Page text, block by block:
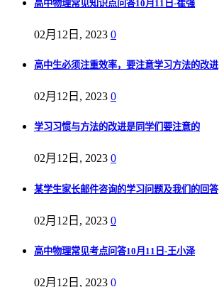
高中物理常见知识点问答10月11日-崔强
02月12日, 2023 0
高中生必须注重效率，要注意学习方法的改进
02月12日, 2023 0
学习习惯与方法的改进是同学们要注意的
02月12日, 2023 0
某学生家长邮件咨询的学习问题及我们的回答
02月12日, 2023 0
高中物理常见考点问答10月11日-王小泽
02月12日, 2023 0